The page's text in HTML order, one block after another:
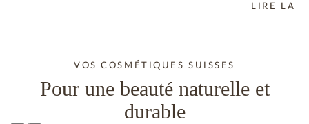
LIRE LA
VOS COSMÉTIQUES SUISSES
Pour une beauté naturelle et
durable